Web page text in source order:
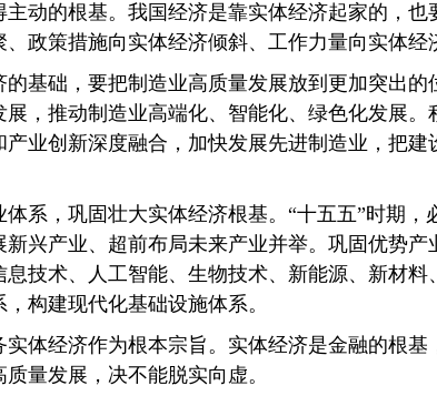
动的根基。我国经济是靠实体经济起家的，
政策措施向实体经济倾斜、工作力量向实体
础，要把制造业高质量发展放到更加突出的
，推动制造业高端化、智能化、绿色化发展
业创新深度融合，加快发展先进制造业，把
，巩固壮大实体经济根基。“十五五”时期，
兴产业、超前布局未来产业并举。巩固优势
技术、人工智能、生物技术、新能源、新材
构建现代化基础设施体系。
经济作为根本宗旨。实体经济是金融的根基
量发展，决不能脱实向虚。